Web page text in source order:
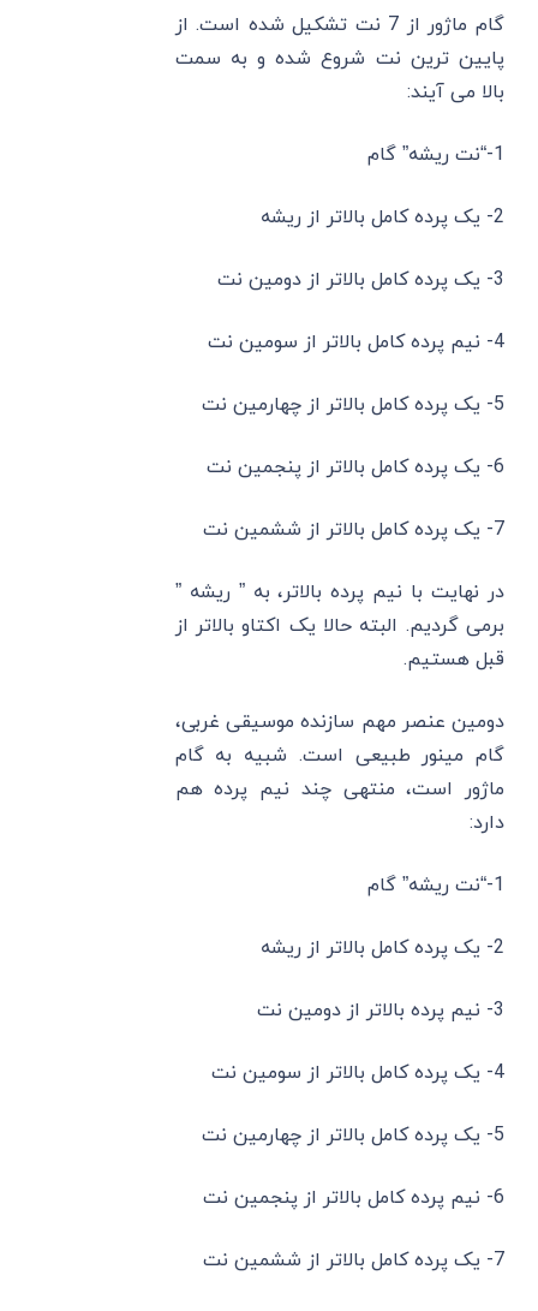
گام ماژور از 7 نت تشکیل شده است. از
پایین ترین نت شروع شده و به سمت
بالا می آیند:
1-“نت ریشه” گام
2- یک پرده کامل بالاتر از ریشه
3- یک پرده کامل بالاتر از دومین نت
4- نیم پرده کامل بالاتر از سومین نت
5- یک پرده کامل بالاتر از چهارمین نت
6- یک پرده کامل بالاتر از پنجمین نت
7- یک پرده کامل بالاتر از ششمین نت
در نهایت با نیم پرده بالاتر، به ” ریشه ”
برمی گردیم. البته حالا یک اکتاو بالاتر از
قبل هستیم.
دومین عنصر مهم سازنده موسیقی غربی،
گام مینور طبیعی است. شبیه به گام
ماژور است، منتهی چند نیم پرده هم
دارد:
1-“نت ریشه” گام
2- یک پرده کامل بالاتر از ریشه
3- نیم پرده بالاتر از دومین نت
4- یک پرده کامل بالاتر از سومین نت
5- یک پرده کامل بالاتر از چهارمین نت
6- نیم پرده کامل بالاتر از پنجمین نت
7- یک پرده کامل بالاتر از ششمین نت